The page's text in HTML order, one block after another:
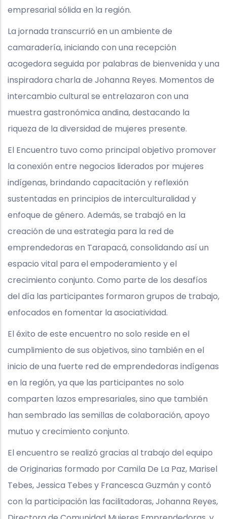
empresarial sólida en la región.
La jornada transcurrió en un ambiente de
camaradería, iniciando con una recepción
acogedora seguida por palabras de bienvenida y una
inspiradora charla de Johanna Reyes. Momentos de
intercambio cultural se entrelazaron con una
muestra gastronómica andina, destacando la
riqueza de la diversidad de mujeres presente.
El Encuentro tuvo como principal objetivo promover
la conexión entre negocios liderados por mujeres
indígenas, brindando capacitación y reflexión
sustentadas en principios de interculturalidad y
enfoque de género. Además, se trabajó en la
creación de una estrategia para la red de
emprendedoras en Tarapacá, consolidando así un
espacio vital para el empoderamiento y el
crecimiento conjunto. Como parte de los desafíos
del día las participantes formaron grupos de trabajo,
enfocados en fomentar la asociatividad.
El éxito de este encuentro no solo reside en el
cumplimiento de sus objetivos, sino también en el
inicio de una fuerte red de emprendedoras indígenas
en la región, ya que las participantes no solo
comparten lazos empresariales, sino que también
han sembrado las semillas de colaboración, apoyo
mutuo y crecimiento conjunto.
El encuentro se realizó gracias al trabajo del equipo
de Originarias formado por Camila De La Paz, Marisel
Tebes, Jessica Tebes y Francesca Guzmán y contó
con la participación las facilitadoras, Johanna Reyes,